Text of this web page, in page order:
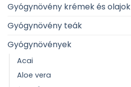
Gyógynövény krémek és olajok
Gyógynövény teák
Gyógynövények
Acai
Aloe vera